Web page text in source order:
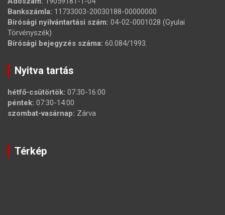
Bankszámla: 11733003-20030188-00000000
Bírósági nyilvántartási szám: 04-02-0001028 (Gyulai
Törvényszék)
Bírósági bejegyzés száma: 60.084/1993.
Nyitva tartás
hétfő-csütörtök: 07:30-16:00
péntek: 07:30-14:00
szombat-vasárnap: Zárva
Térkép